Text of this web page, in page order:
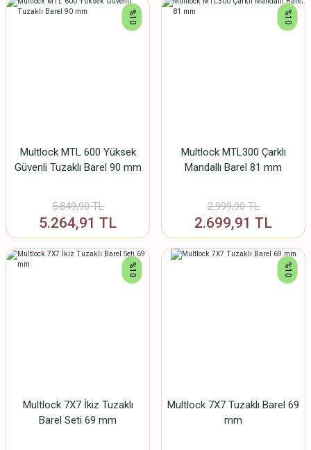
%10
Multlock MTL 600 Yüksek
Güvenli Tuzaklı Barel 90 mm
5.849,90 TL
5.264,91 TL
%10
Multlock MTL300 Çarklı
Mandallı Barel 81 mm
2.999,90 TL
2.699,91 TL
%10
Multlock 7X7 İkiz Tuzaklı
Barel Seti 69 mm
%10
Multlock 7X7 Tuzaklı Barel 69
mm